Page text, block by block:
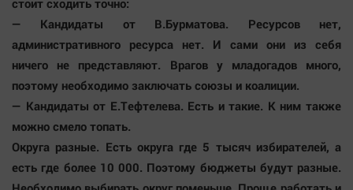
стоит сходить точно:
— Кандидаты от В.Бурматова. Ресурсов нет,
административного ресурса нет. И сами они из себя
ничего не представляют. Врагов у младогадов много,
поэтому необходимо заключать союзы и коалиции.
— Кандидаты от Е.Тефтелева. Есть и такие. К ним также
можно смело топать.
Округа разные. Есть округа где 5 тысяч избирателей, а
есть где более 10 000. Поэтому бюджеты будут разные.